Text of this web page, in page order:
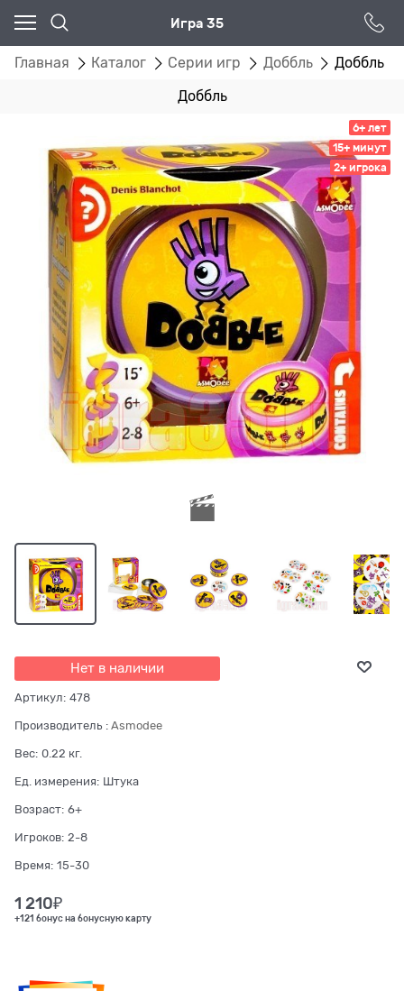
Игра 35
Главная Каталог Серии игр Доббль Доббль
Доббль
6+ лет
15+ минут
2+ игрока
Нет в наличии
Артикул: 478
Производитель : Asmodee
Вес: 0.22 кг.
Ед. измерения: Штука
Возраст: 6+
Игроков: 2-8
Время: 15-30
1 210₽
+121 бонус на бонусную карту